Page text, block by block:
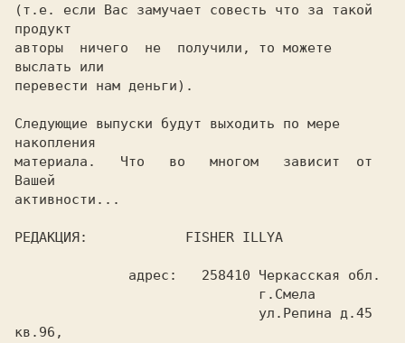
(т.е. если Вас замучает совесть что за такой
продукт
авторы  ничего  не  получили, то можете
выслать или
перевести нам деньги).
Следующие выпуски будут выходить по мере
накопления
материала.   Что   во   многом   зависит  от
Вашей
активности...
РЕДАКЦИЯ:            FISHER ILLYA
кв.96,